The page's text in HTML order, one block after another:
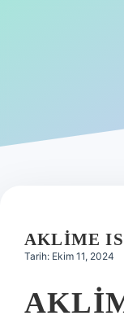
Hakkımızda
AKLIME
Tarih: Ekim 11, 2024